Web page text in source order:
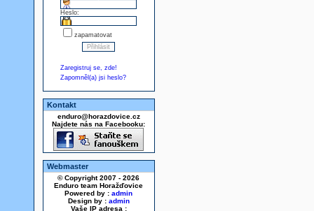
Heslo:
zapamatovat
Zaregistruj se, zde!
Zapomněl(a) jsi heslo?
Kontakt
enduro@horazdovice.cz
Najdete nás na Facebooku:
Webmaster
© Copyright 2007 - 2026
Enduro team Horažďovice
Powered by : admin
Design by : admin
Vaše IP adresa :